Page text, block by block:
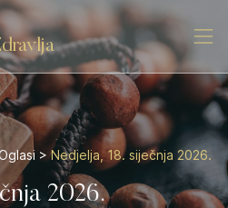
>Nedjelja, 18. siječnja 2026.
2026.